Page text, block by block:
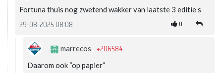
Fortuna thuis nog zwetend wakker van laatste 3 editie s
29-08-2025 08:08 0
marrecos +206584
Daarom ook “op papier”